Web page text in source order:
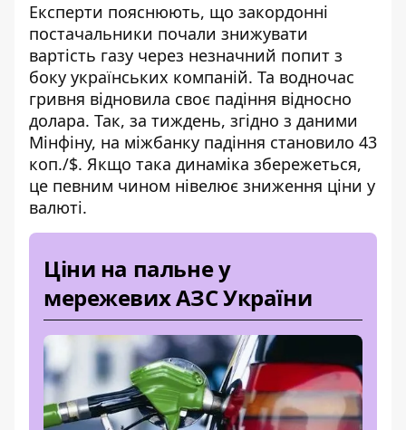
Експерти пояснюють, що закордонні
постачальники почали знижувати
вартість газу через незначний попит з
боку українських компаній. Та водночас
гривня відновила своє падіння відносно
долара. Так, за тиждень, згідно з даними
Мінфіну, на міжбанку падіння становило 43
коп./$. Якщо така динаміка збережеться,
це певним чином нівелює зниження ціни у
валюті.
Ціни на пальне у
мережевих АЗС України